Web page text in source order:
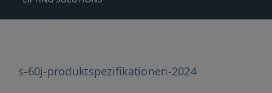
s-60j-produktspezifikationen-2024